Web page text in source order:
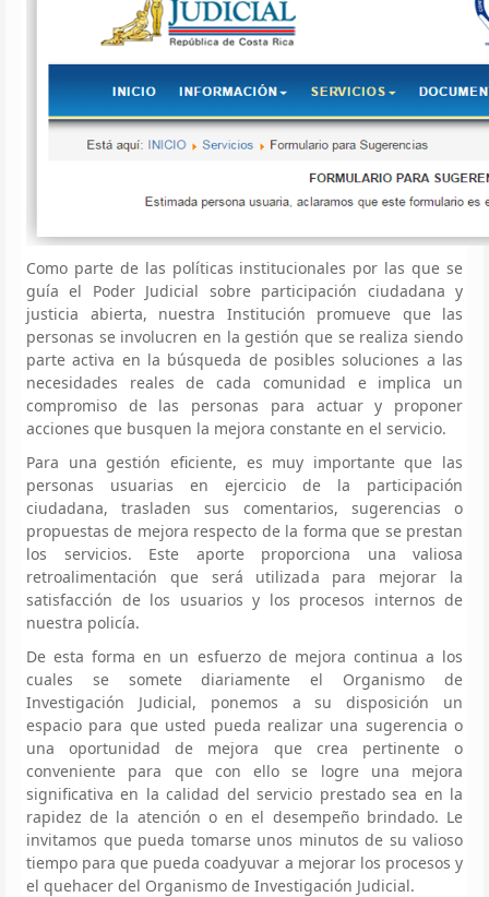
Como parte de las políticas institucionales por las que se
guía el Poder Judicial sobre participación ciudadana y
justicia abierta, nuestra Institución promueve que las
personas se involucren en la gestión que se realiza siendo
parte activa en la búsqueda de posibles soluciones a las
necesidades reales de cada comunidad e implica un
compromiso de las personas para actuar y proponer
acciones que busquen la mejora constante en el servicio.
Para una gestión eficiente, es muy importante que las
personas usuarias en ejercicio de la participación
ciudadana, trasladen sus comentarios, sugerencias o
propuestas de mejora respecto de la forma que se prestan
los servicios. Este aporte proporciona una valiosa
retroalimentación que será utilizada para mejorar la
satisfacción de los usuarios y los procesos internos de
nuestra policía.
De esta forma en un esfuerzo de mejora continua a los
cuales se somete diariamente el Organismo de
Investigación Judicial, ponemos a su disposición un
espacio para que usted pueda realizar una sugerencia o
una oportunidad de mejora que crea pertinente o
conveniente para que con ello se logre una mejora
significativa en la calidad del servicio prestado sea en la
rapidez de la atención o en el desempeño brindado. Le
invitamos que pueda tomarse unos minutos de su valioso
tiempo para que pueda coadyuvar a mejorar los procesos y
el quehacer del Organismo de Investigación Judicial.